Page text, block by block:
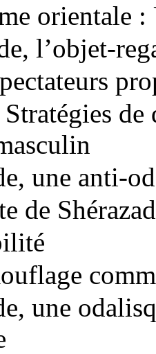
orientale :
l’objet-
une anti-
de
une